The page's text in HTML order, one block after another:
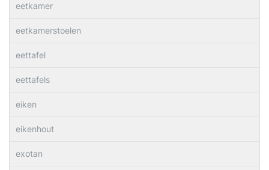
eetkamer
eetkamerstoelen
eettafel
eettafels
eiken
eikenhout
exotan